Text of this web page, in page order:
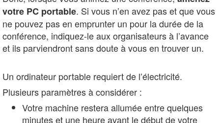
votre PC portable. Si vous n’en avez pas et que vous
ne pouvez pas en emprunter un pour la durée de la
conférence, indiquez-le aux organisateurs à l’avance
et ils parviendront sans doute à vous en trouver un.
Un ordinateur portable requiert de l’électricité.
Plusieurs paramètres à considérer :
Votre machine restera allumée entre quelques
minutes et une heure avant le début de votre